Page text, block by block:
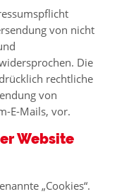
von nicht
Die
rechtliche
von
E-Mails, vor.
Website
„Cookies“.